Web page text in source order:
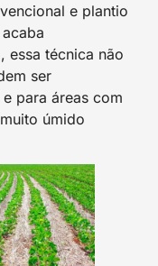
e plantio
essa técnica não
ser
para áreas com
úmido